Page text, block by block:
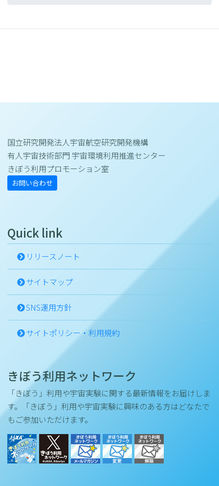
国立研究開発法人宇宙航空研究開発機構
有人宇宙技術部門 宇宙環境利用推進センター
きぼう利用プロモーション室
お問い合わせ
Quick link
リリースノート
サイトマップ
SNS運用方針
サイトポリシー・利用規約
きぼう利用ネットワーク
「きぼう」利用や宇宙実験に関する最新情報をお届けしま
す。「きぼう」利用や宇宙実験に興味のある方はどなたで
もご参加いただけます。